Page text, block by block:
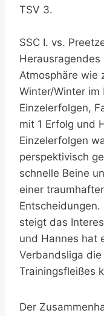
TSV 3.
SSC I. vs.
Herausragendes
Atmosphäre wie
Winter/Winter im
Einzelerfolgen,
mit 1 Erfolg und
Einzelerfolgen
perspektivisch
schnelle Beine
einer
steigt das
und Hannes hat
Verbandsliga
Trainingsfleißes
Der